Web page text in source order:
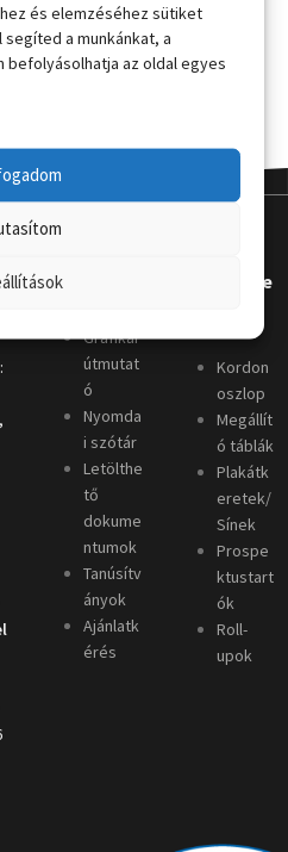
és elemzéséhez sütiket
a munkánkat, a
befolyásolhatja az oldal egyes
:
Hasznos
Grafikai
útmutat
ó
Nyomda
i szótár
Letölthe
tő
dokume
ntumok
Tanúsítv
ányok
Ajánlatk
érés
Terméke
Kordon
oszlop
Megállít
ó táblák
Plakátk
eretek/
Sínek
Prospe
ktustart
ók
Roll-
upok